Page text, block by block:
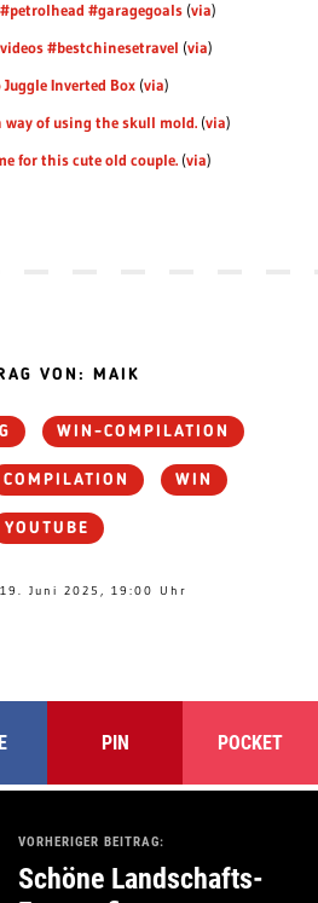
#garagegoals (via)
#bestchinesetravel (via)
Juggle Inverted Box (via)
way of using the skull mold. (via)
for this cute old couple. (via)
VON: MAIK
WIN-COMPILATION
COMPILATION WIN
YOUTUBE
Juni 2025, 19:00 Uhr
PIN POCKET
VORHERIGER BEITRAG:
Schöne Landschafts-